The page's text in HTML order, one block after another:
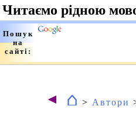
◄ ⌂ > Автори